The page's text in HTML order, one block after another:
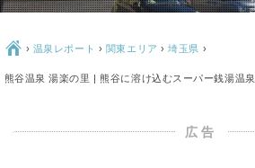
Ç › 温泉レポート › 関東エリア ›埼玉県 ›
熊谷温泉 湯楽の里 | 熊谷に溶け込むスーパー銭湯温泉